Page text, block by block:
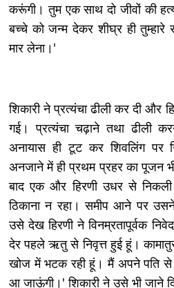
करूंगी। तुम एक साथ दो जीवों की
बच्चे को जन्म देकर शीघ्र ही तुम्हारे
मार लेना।'
शिकारी ने प्रत्यंचा ढीली कर दी और
गई। प्रत्यंचा चढ़ाने तथा ढीली
अनायास ही टूट कर शिवलिंग पर
अनजाने में ही प्रथम प्रहर का पूजन
बाद एक और हिरणी उधर से
ठिकाना न रहा। समीप आने पर
उसे देख हिरणी ने विनम्रतापूर्वक
देर पहले ऋतु से निवृत्त हुई हूं।
खोज में भटक रही हूं। मैं अपने पति से
आ जाऊंगी।' शिकारी ने उसे भी जाने